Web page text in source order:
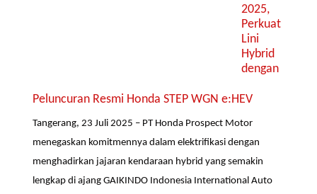
2025,
Perkuat
Lini
Hybrid
dengan
Peluncuran Resmi Honda STEP WGN e:HEV
Tangerang, 23 Juli 2025 – PT Honda Prospect Motor
menegaskan komitmennya dalam elektrifikasi dengan
menghadirkan jajaran kendaraan hybrid yang semakin
lengkap di ajang GAIKINDO Indonesia International Auto